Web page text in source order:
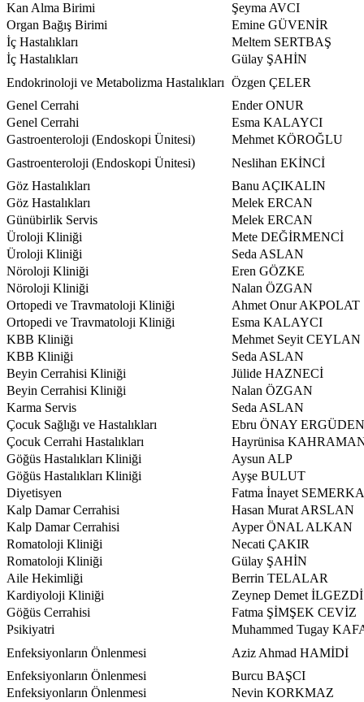
Kan Alma Birimi
Şeyma AVCI
Organ Bağış Birimi
Emine GÜVENİR
İç Hastalıkları
Meltem SERTBAŞ
İç Hastalıkları
Gülay ŞAHİN
Endokrinoloji ve Metabolizma Hastalıkları Özgen ÇELER
Genel Cerrahi
Ender ONUR
Genel Cerrahi
Esma KALAYCI
Gastroenteroloji (Endoskopi Ünitesi)
Mehmet KÖROĞLU
Gastroenteroloji (Endoskopi Ünitesi)
Neslihan EKİNCİ
Göz Hastalıkları
Banu AÇIKALIN
Göz Hastalıkları
Melek ERCAN
Günübirlik Servis
Melek ERCAN
Üroloji Kliniği
Mete DEĞİRMENCİ
Üroloji Kliniği
Seda ASLAN
Nöroloji Kliniği
Eren GÖZKE
Nöroloji Kliniği
Nalan ÖZGAN
Ortopedi ve Travmatoloji Kliniği
Ahmet Onur AKPOLAT
Ortopedi ve Travmatoloji Kliniği
Esma KALAYCI
KBB Kliniği
Mehmet Seyit CEYLAN
KBB Kliniği
Seda ASLAN
Beyin Cerrahisi Kliniği
Jülide HAZNECİ
Beyin Cerrahisi Kliniği
Nalan ÖZGAN
Karma Servis
Seda ASLAN
Çocuk Sağlığı ve Hastalıkları
Ebru ÖNAY ERGÜDEN
Çocuk Cerrahi Hastalıkları
Hayrünisa
Göğüs Hastalıkları Kliniği
Aysun ALP
Göğüs Hastalıkları Kliniği
Ayşe BULUT
Diyetisyen
Fatma İnayet
Kalp Damar Cerrahisi
Hasan Murat ARSLAN
Kalp Damar Cerrahisi
Ayper ÖNAL ALKAN
Romatoloji Kliniği
Necati ÇAKIR
Romatoloji Kliniği
Gülay ŞAHİN
Aile Hekimliği
Berrin TELALAR
Kardiyoloji Kliniği
Zeynep Demet İLGEZDİ
Göğüs Cerrahisi
Fatma ŞİMŞEK CEVİZ
Psikiyatri
Muhammed Tugay
Enfeksiyonların Önlenmesi
Aziz Ahmad HAMİDİ
Enfeksiyonların Önlenmesi
Burcu BAŞCI
Enfeksiyonların Önlenmesi
Nevin KORKMAZ